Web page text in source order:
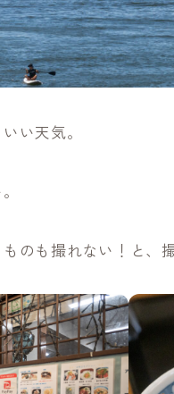
い天気。
のも撮れない！と、